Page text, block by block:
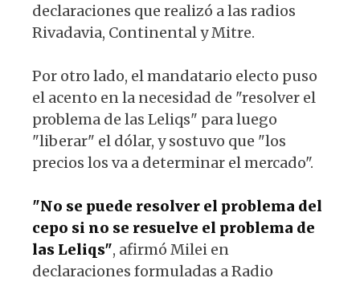
declaraciones que realizó a las radios
Rivadavia, Continental y Mitre.
Por otro lado, el mandatario electo puso
el acento en la necesidad de "resolver el
problema de las Leliqs" para luego
"liberar" el dólar, y sostuvo que "los
precios los va a determinar el mercado".
"No se puede resolver el problema del
cepo si no se resuelve el problema de
las Leliqs", afirmó Milei en
declaraciones formuladas a Radio